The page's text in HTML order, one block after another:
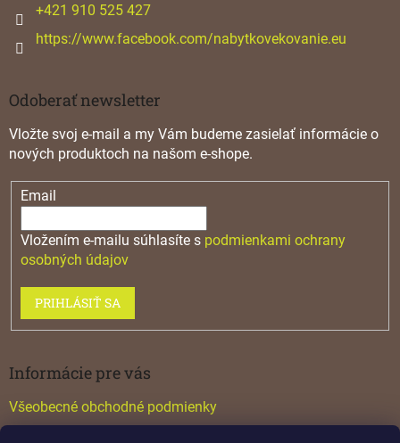
+421 910 525 427
https://www.facebook.com/nabytkovekovanie.eu
Odoberať newsletter
Vložte svoj e-mail a my Vám budeme zasielať informácie o
nových produktoch na našom e-shope.
Email
Vložením e-mailu súhlasíte s podmienkami ochrany
osobných údajov
PRIHLÁSIŤ SA
Informácie pre vás
Všeobecné obchodné podmienky